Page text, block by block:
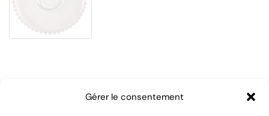
Gérer le consentement